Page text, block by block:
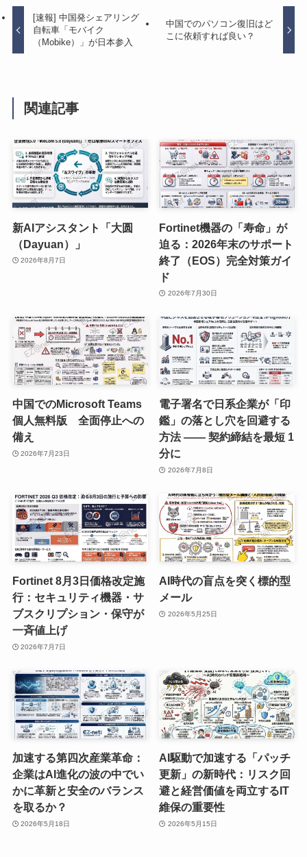
[速報] 中国発シェアリング
自転車「モバイク
（Mobike）」が日本参入
中国でのパソコン復旧はど
こに依頼すれば良い？
関連記事
新AIアシスタント「大圆
（Dayuan）」
2026年8月7日
Fortinet機器の「寿命」が
迫る：2026年末のサポート
終了（EOS）完全対策ガイ
ド
2026年7月30日
中国でのMicrosoft Teams
個人無料版 全面停止への
備え
2026年7月23日
電子署名で日系企業が「印
鑑」の落とし穴を回避する
方法 —— 契約締結を最短 1
分に
2026年7月8日
Fortinet 8月3日価格改定施
行：セキュリティ機器・サ
ブスクリプション・保守が
一斉値上げ
2026年7月7日
AI時代の盲点を突く標的型
メール
2026年5月25日
加速する第四次産業革命：
企業はAI進化の波の中でい
かに革新と安全のバランス
を取るか？
2026年5月18日
AI駆動で加速する「パッチ
更新」の新時代：リスク回
避と経営価値を両立するIT
維保の重要性
2026年5月15日